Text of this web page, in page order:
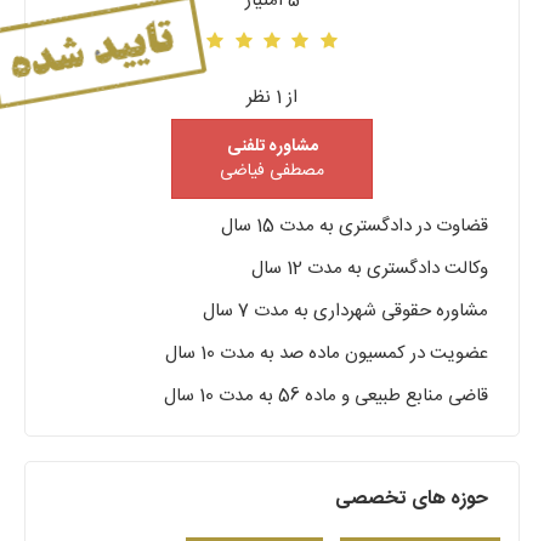
از 1 نظر
مشاوره تلفنی
مصطفی فیاضی
قضاوت در دادگستری به مدت 15 سال
وکالت دادگستری به مدت 12 سال
مشاوره حقوقی شهرداری به مدت 7 سال
عضویت در کمسیون ماده صد به مدت 10 سال
قاضی منابع طبیعی و ماده 56 به مدت 10 سال
حوزه های تخصصی